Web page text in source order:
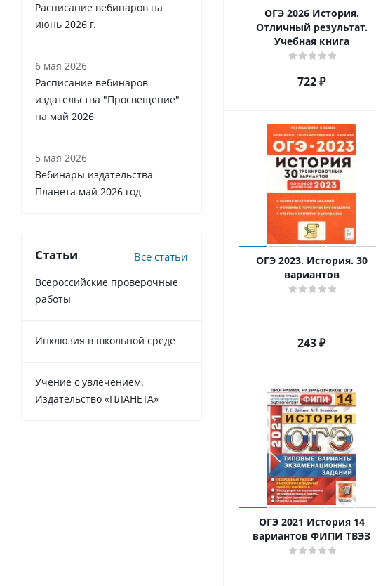
ОГЭ 2026 История.
Отличный результат.
Учебная книга
722₽
ОГЭ 2023. История. 30
вариантов
243₽
ОГЭ 2021 История 14
вариантов ФИПИ ТВЭЗ
Расписание вебинаров на
июнь 2026 г.
6 мая 2026
Расписание вебинаров
издательства "Просвещение"
на май 2026
5 мая 2026
Вебинары издательства
Планета май 2026 год
Статьи Все статьи
Всероссийские проверочные
работы
Инклюзия в школьной среде
Учение с увлечением.
Издательство «ПЛАНЕТА»